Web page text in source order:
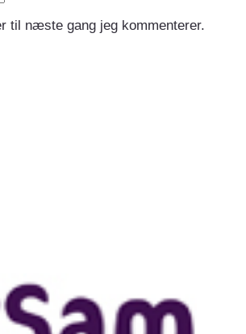
til næste gang jeg kommenterer.